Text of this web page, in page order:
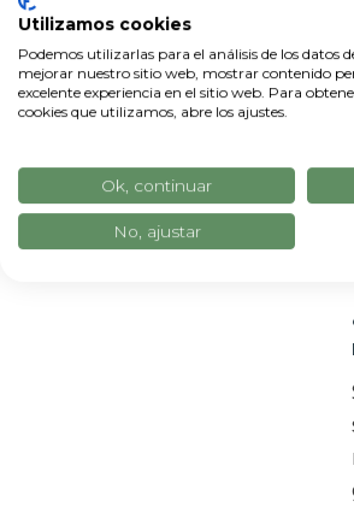
Utilizamos cookies
Podemos utilizarlas para el análisis de los datos
mejorar nuestro sitio web, mostrar contenido
excelente experiencia en el sitio web. Para
cookies que utilizamos, abre los ajustes.
Ok, continuar
No, ajustar